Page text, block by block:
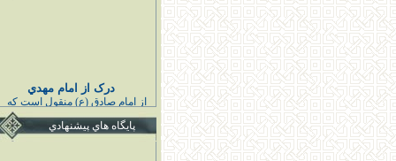
درک از امام مهدي
از امام صادق (ع) منقول است كه
پيامبر اكرم (ص) فرمودند :
خوشا به حال كسى كه قائم اهل
بيت مرا درك كند و به او اقتدا كند
پايگاه هاي پيشنهادي